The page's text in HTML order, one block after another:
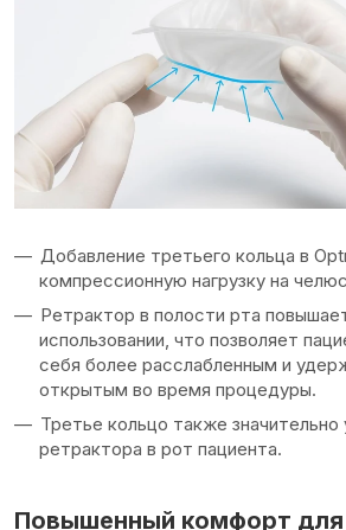
Добавление третьего кольца в
компрессионную нагрузку на
Ретрактор в полости рта
использовании, что позволяет
себя более расслабленным и
открытым во время процедуры.
Третье кольцо также
ретрактора в рот пациента.
Повышенный комфорт для